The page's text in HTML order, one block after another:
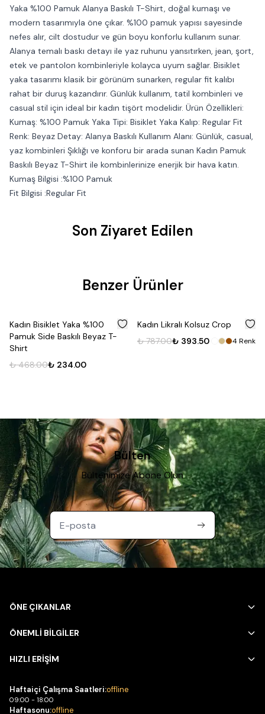
Yaka %100 Pamuk Alanya Baskılı T-Shirt, doğal kumaşı ve
modern tasarımıyla öne çıkar. %100 pamuk yapısı sayesinde
nefes alır, cilt dostudur ve gün boyu konforlu kullanım sunar.
Alanya temalı baskı detayı ile yaz ruhunu yansıtırken, jean, şort,
etek ve pantolon kombinleriyle kolayca uyum sağlar. Bisiklet
yaka tasarımı klasik bir görünüm sunarken, regular fit kalıbı
rahat bir duruş kazandırır. Günlük kullanım, tatil kombinleri ve
casual stil için ideal bir kadın tişört modelidir. Ürün Özellikleri:
Kumaş: %100 Pamuk Yaka Tipi: Bisiklet Yaka Kalıp: Regular Fit
Renk: Beyaz Detay: Alanya Baskılı Kullanım Alanı: Günlük, casual,
yaz kombinleri Şıklığı ve konforu bir arada sunan Kadın Pamuk
Baskılı Beyaz T-Shirt ile kombinlerinize enerjik bir hava katın.
Kumaş Bilgisi :%100 Pamuk
Fit Bilgisi :Regular Fit
Son Ziyaret Edilen
Benzer Ürünler
% 50
Kadın Bisiklet Yaka %100
Pamuk Side Baskılı Beyaz T-
Shirt
₺ 468.00₺ 234.00
50
Kadın Likralı Kolsuz Crop
₺ 787.00₺ 393.50 4Renk
Bülten
Bültenimize Abone Olun
ÖNE ÇIKANLAR
ÖNEMLİ BİLGİLER
HIZLI ERİŞİM
Haftaiçi Çalışma Saatleri:offline
09:00 - 18:00
Haftasonu:offline